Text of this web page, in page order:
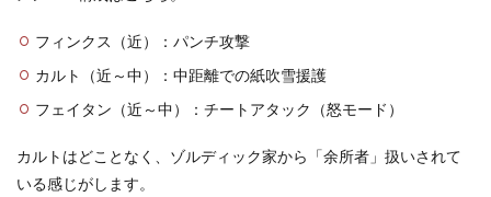
フィンクス（近）：パンチ攻撃
カルト（近～中）：中距離での紙吹雪援護
フェイタン（近～中）：チートアタック（怒モード）
カルトはどことなく、ゾルディック家から「余所者」扱いされて
いる感じがします。